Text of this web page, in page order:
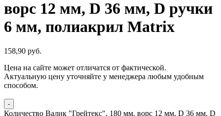
ворс 12 мм, D 36 мм, D ручки
6 мм, полиакрил Matrix
158,90 руб.
Цена на сайте может отличатся от фактической.
Актуальную цену уточняйте у менеджера любым удобным
способом.
-
Количество Валик "Грейтекс", 180 мм, ворс 12 мм, D 36 мм, D